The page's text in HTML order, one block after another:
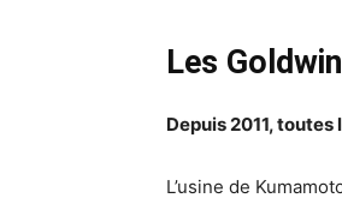
Les
Depuis 2011,
L’usine de